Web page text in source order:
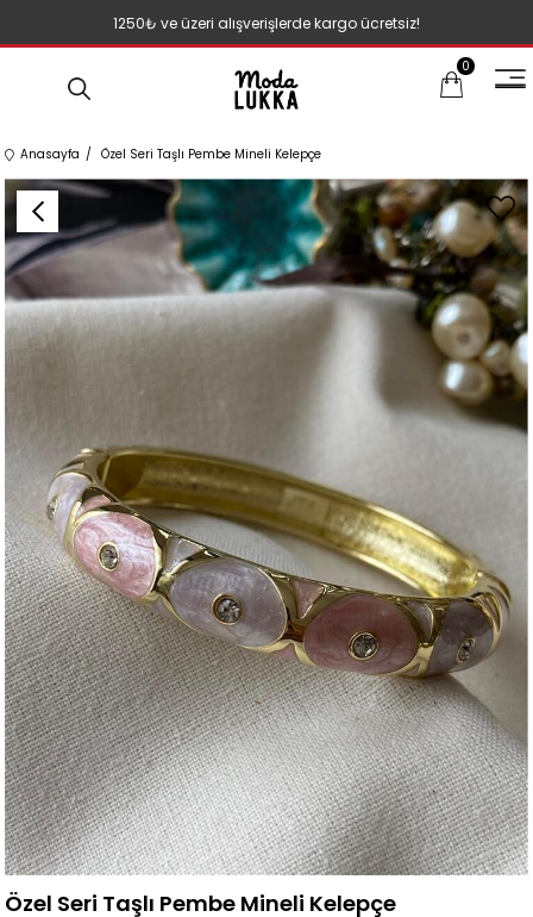
1250₺ ve üzeri alışverişlerde kargo ücretsiz!
0
Anasayfa Özel Seri Taşlı Pembe Mineli Kelepçe
Özel Seri Taşlı Pembe Mineli Kelepçe